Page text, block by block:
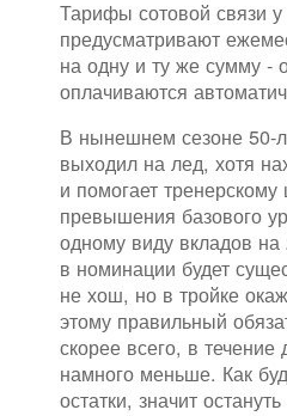
Тарифы сотовой связи
предусматривают
на одну и ту же сумму -
оплачиваются
В нынешнем сезоне 50-
выходил на лед, хотя
и помогает
превышения базового
одному виду вкладов
в номинации будет
не хош, но в тройке
этому правильный
скорее всего, в
намного меньше. Как
остатки, значит